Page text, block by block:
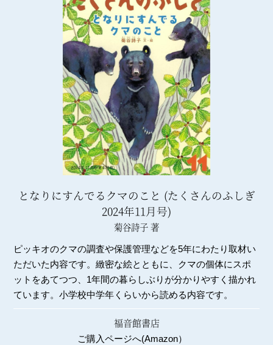
となりにすんでるクマのこと (たくさんのふしぎ
2024年11月号)
菊谷詩子 著
ピッキオのクマの調査や保護管理などを5年にわたり取材い
ただいた内容です。緻密な絵とともに、クマの個体にスポ
ットをあてつつ、1年間の暮らしぶりが分かりやすく描かれ
ています。小学校中学年くらいから読める内容です。
福音館書店
ご購入ページへ(Amazon）